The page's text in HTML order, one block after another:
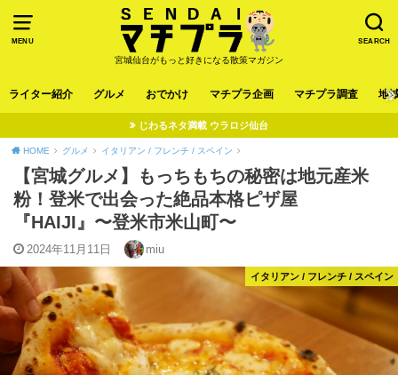
MENU SEARCH
宮城仙台がもっと好きになる散策マガジン
ライター紹介 グルメ おでかけ マチプラ企画 マチプラ調査 地
じわるネタ満載 ウラロジ仙台
HOME グルメ イタリアン / フレンチ / スペイン
【宮城グルメ】もっちもちの秘密は地元産米
粉！登米で出会った絶品本格ピザ屋
『HAIJI』〜登米市米山町〜
2024年11月11日 miu
イタリアン / フレンチ / スペイン